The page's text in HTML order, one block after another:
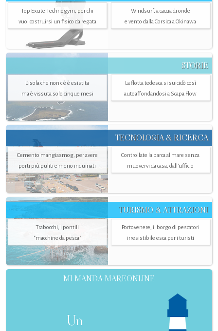
Top Excite Technogym, per chi
vuol costruirsi un fisico da regata
Windsurf, a caccia di onde
e vento dalla Corsica a Okinawa
STORIE
L’isola che non c'è è esistita
ma è vissuta solo cinque mesi
La flotta tedesca si suicidò così
autoaffondandosi a Scapa Flow
TECNOLOGIA & RICERCA
Cemento mangiasmog, per avere
porti più puliti e meno inquinati
Controllate la barca al mare senza
muovervi da casa, dall’ufficio
TURISMO & ATTRAZIONI
Trabocchi, i pontili
"macchine da pesca"
Portovenere, il borgo di pescatori
irresistibile esca per i turisti
MI MANDA MAREONLINE
Un